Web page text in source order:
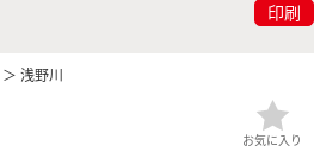
印刷
＞ 浅野川
お気に入り